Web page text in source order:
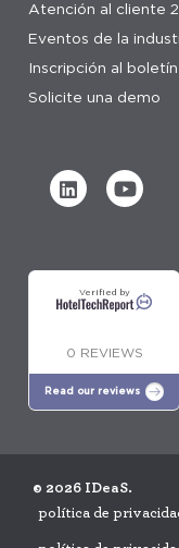
Atención al cliente
Eventos de la
Inscripción al boletín
Solicite una demo
Verified by
0 REVIEWS
Read our reviews
© 2026 IDeaS.
política de